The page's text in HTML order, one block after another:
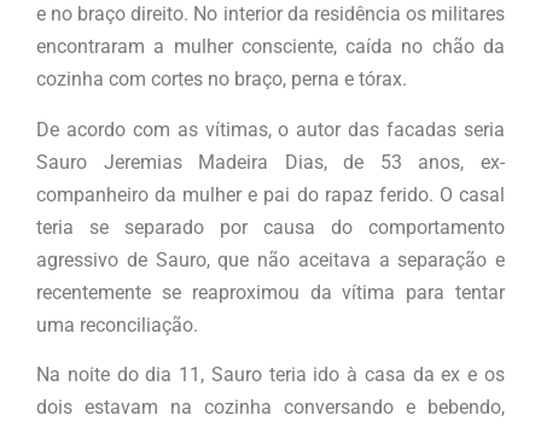
e no braço direito. No interior da residência os militares
encontraram a mulher consciente, caída no chão da
cozinha com cortes no braço, perna e tórax.
De acordo com as vítimas, o autor das facadas seria
Sauro Jeremias Madeira Dias, de 53 anos, ex-
companheiro da mulher e pai do rapaz ferido. O casal
teria se separado por causa do comportamento
agressivo de Sauro, que não aceitava a separação e
recentemente se reaproximou da vítima para tentar
uma reconciliação.
Na noite do dia 11, Sauro teria ido à casa da ex e os
dois estavam na cozinha conversando e bebendo,